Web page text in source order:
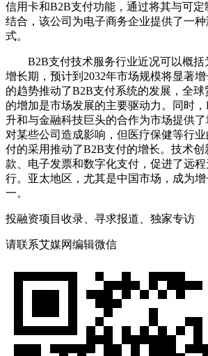
信用卡和B2B支付功能，通过将其与可
结合，该公司为电子商务企业提供了一
式。
B2B支付技术服务行业近况可以概括
增长期，预计到2032年市场规模将显著
的趋势推动了B2B支付系统的发展，全
的增加是市场发展的主要驱动力。同时
升和与金融科技巨头的合作为市场提供
对某些公司造成影响，但医疗保健等行
付的采用推动了B2B支付的增长。技术
款、电子发票和数字化支付，促进了远
行。亚太地区，尤其是中国市场，成为
一。
投融资项目收录、寻求报道、独家专访
请联系艾媒网编辑微信